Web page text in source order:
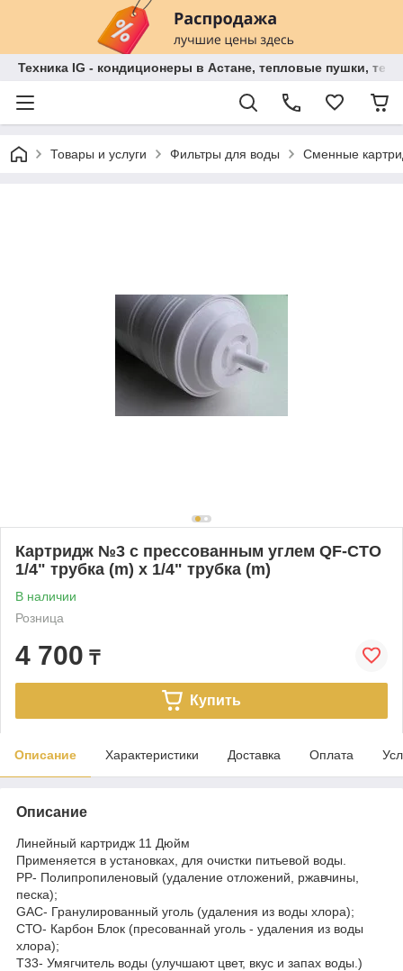
Техника IG - кондиционеры в Астане, тепловые пушки,
Товары и услуги Фильтры для воды Сменные
Картридж №3 с прессованным углем QF-CTO
1/4" трубка (m) х 1/4" трубка (m)
В наличии
Розница
4 700 ₸
Купить
Описание Характеристики Доставка Оплата
Описание
Линейный картридж 11 Дюйм
Применяется в установках, для очистки питьевой воды.
PP- Полипропиленовый (удаление отложений, ржавчины,
песка);
GAC- Гранулированный уголь (удаления из воды хлора);
СТО- Карбон Блок (пресованнай уголь - удаления из воды
хлора);
T33- Умягчитель воды (улучшают цвет, вкус и запах воды.)